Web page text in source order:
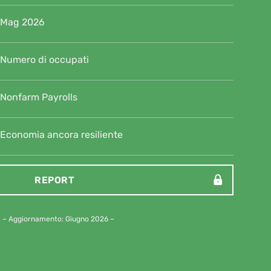
Mag 2026
Numero di occupati
Nonfarm Payrolls
Economia ancora resiliente
REPORT
– Aggiornamento: Giugno 2026 –